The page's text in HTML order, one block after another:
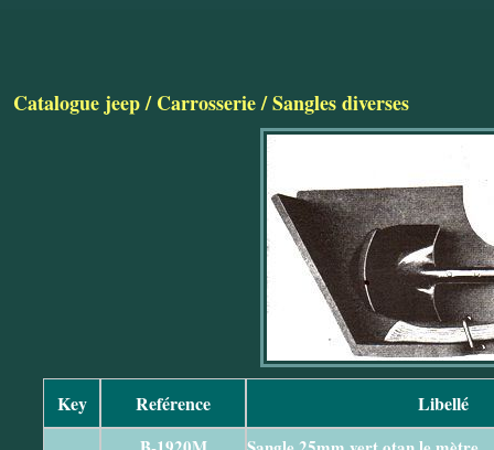
Catalogue jeep/Carrosserie/Sangles diverses
Key Reférence Libellé